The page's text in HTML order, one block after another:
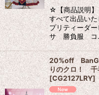
☆【商品説明】
すべて出品い
プリティーダ
サ 勝負服
20%off
りのクロ！ 千
[CG2127LRY]